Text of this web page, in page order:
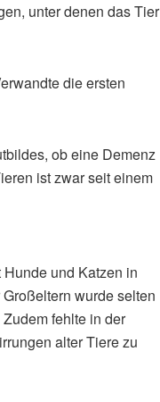
unter denen das Tier
die ersten
ob eine Demenz
ist zwar seit einem
und Katzen in
wurde selten
fehlte in der
alter Tiere zu